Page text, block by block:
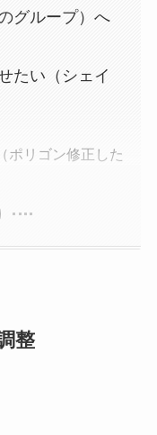
グループ）へ
たい（シェイ
ポリゴン修正した
整